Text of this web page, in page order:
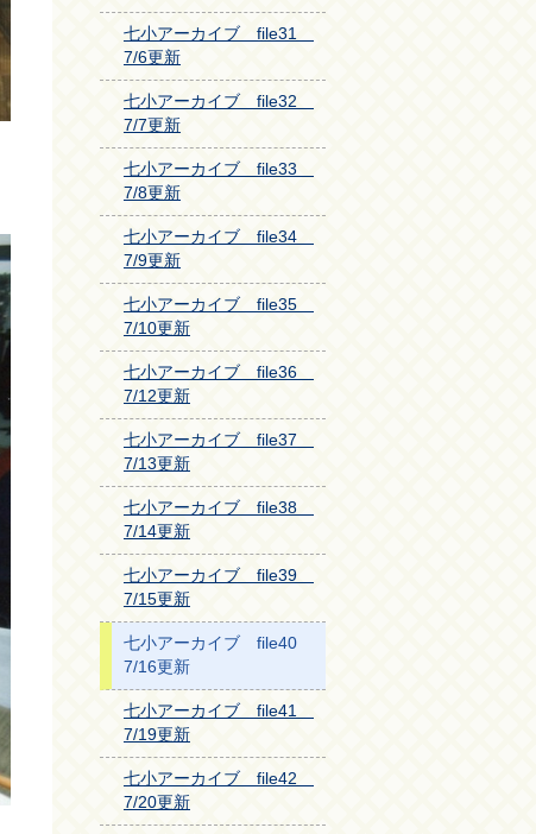
七小アーカイブ file31
7/6更新
七小アーカイブ file32
7/7更新
七小アーカイブ file33
7/8更新
七小アーカイブ file34
7/9更新
七小アーカイブ file35
7/10更新
七小アーカイブ file36
7/12更新
七小アーカイブ file37
7/13更新
七小アーカイブ file38
7/14更新
七小アーカイブ file39
7/15更新
七小アーカイブ file40
7/16更新
七小アーカイブ file41
7/19更新
七小アーカイブ file42
7/20更新